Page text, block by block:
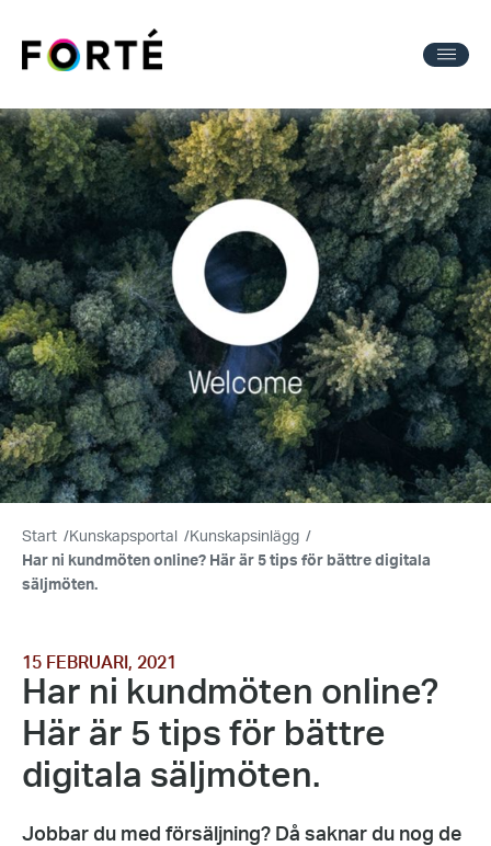
Start / Kunskapsportal / Kunskapsinlägg /
Har ni kundmöten online? Här är 5 tips för bättre digitala
säljmöten.
15 FEBRUARI, 2021
Har ni kundmöten online?
Här är 5 tips för bättre
digitala säljmöten.
Jobbar du med försäljning? Då saknar du nog de